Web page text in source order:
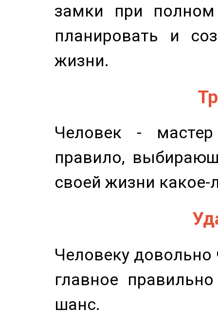
замки при полном
планировать и
жизни.
Человек -
правило,
своей жизни какое-
Человеку довольно
главное
шанс.